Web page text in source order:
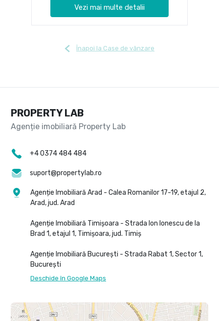
Vezi mai multe detalii
Înapoi la Case de vânzare
PROPERTY LAB
+4 0374 484 484
suport@propertylab.ro
Agenție Imobiliară Arad - Calea Romanilor 17-19, etajul 2,
Arad, jud. Arad
Agenție Imobiliară Timișoara - Strada Ion Ionescu de la
Brad 1, etajul 1, Timișoara, jud. Timiș
Agenție Imobiliară București - Strada Rabat 1, Sector 1,
București
Deschide în Google Maps